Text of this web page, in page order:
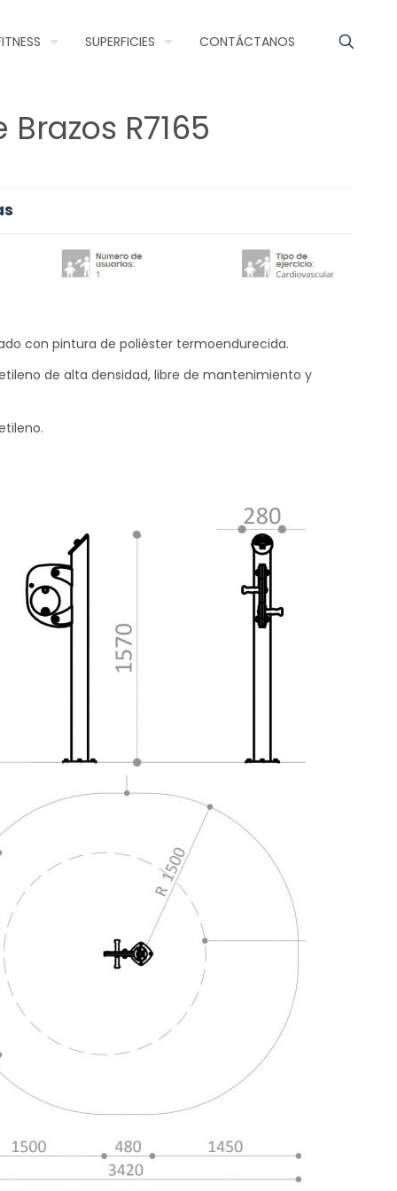
SUPERFICIES CONTÁCTANOS
R7165
con pintura de poliéster termoendurecida.
de alta densidad, libre de mantenimiento y